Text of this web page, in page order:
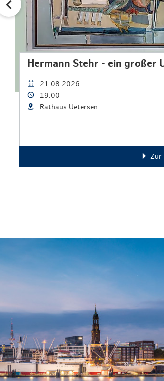
Hermann Stehr - ein großer
21.08.2026
19:00
Rathaus Uetersen
Zur